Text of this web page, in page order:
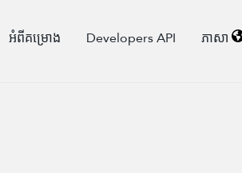
អំពី​គម្រោង Developers API ភាសា